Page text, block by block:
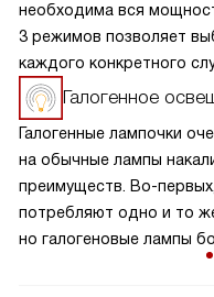
необходима вся
3 режимов позволяет
каждого конкретного
Галогенное
Галогенные лампочки
на обычные лампы
преимуществ. Во-
потребляют одно и то
но галогеновые лампы